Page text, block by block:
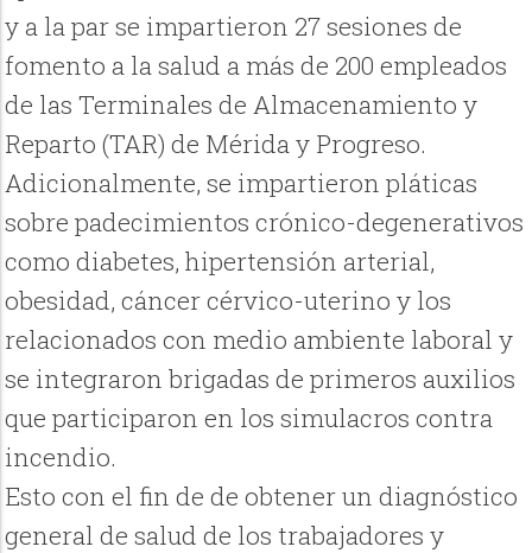
y a la par se impartieron 27 sesiones de
fomento a la salud a más de 200 empleados
de las Terminales de Almacenamiento y
Reparto (TAR) de Mérida y Progreso.
Adicionalmente, se impartieron pláticas
sobre padecimientos crónico-degenerativos
como diabetes, hipertensión arterial,
obesidad, cáncer cérvico-uterino y los
relacionados con medio ambiente laboral y
se integraron brigadas de primeros auxilios
que participaron en los simulacros contra
incendio.
Esto con el fin de de obtener un diagnóstico
general de salud de los trabajadores y